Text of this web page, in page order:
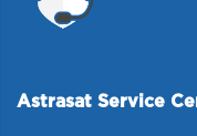
Astrasat Service